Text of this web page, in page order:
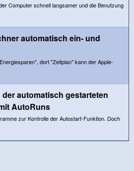
Computer schnell langsamer und die Benutzung
automatisch ein- und
dort "Zeitplan" kann der Apple-
automatisch gestarteten
AutoRuns
zur Kontrolle der Autostart-Funktion. Doch